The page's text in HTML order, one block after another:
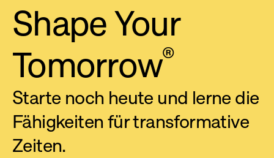
Shape Your
Tomorrow®
Starte noch heute und lerne die
Fähigkeiten für transformative
Zeiten.